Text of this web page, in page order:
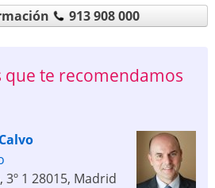
913 908 000
que te recomendamos
1 28015, Madrid